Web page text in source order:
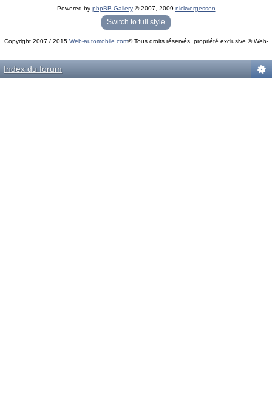
Powered by phpBB Gallery© 2007, 2009 nickvergessen
« phpBB Gallery » - Traduction française par
darky
Switch to full style
Copyright 2007 / 2015Web-automobile.com® Tous droits réservés, propriété exclusive © Web-
Index du forum